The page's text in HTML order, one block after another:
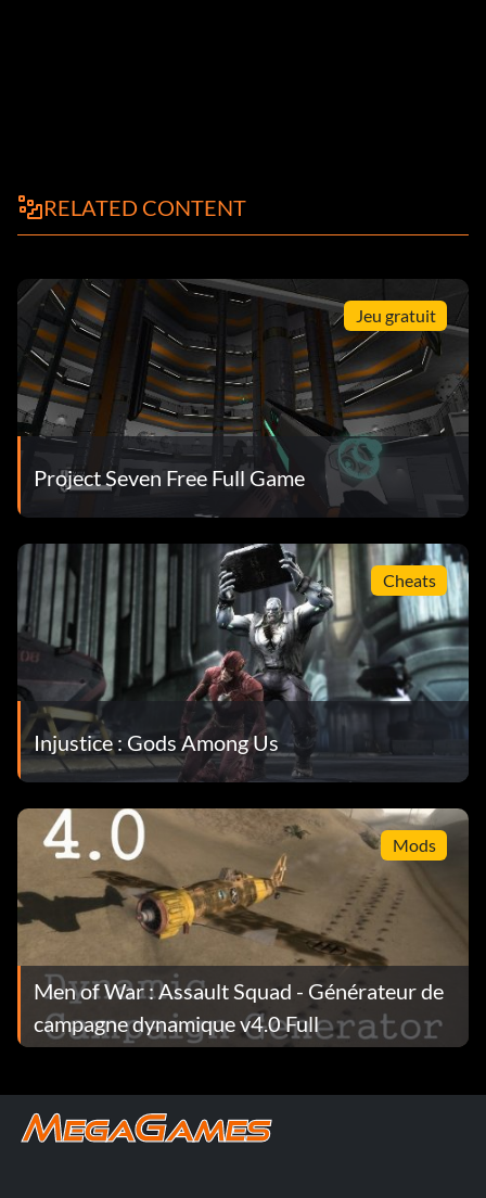
RELATED CONTENT
Jeu gratuit
Project Seven Free Full Game
Cheats
Injustice : Gods Among Us
Mods
Men of War : Assault Squad - Générateur de
campagne dynamique v4.0 Full